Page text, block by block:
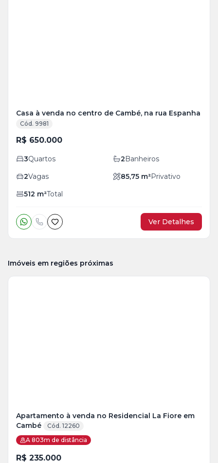
Casa à venda no centro de Cambé, na rua Espanha
Cód. 9981
R$ 650.000
3Quartos 2Banheiros
2Vagas 85,75 m²Privativo
512 m²Total
Ver Detalhes
Imóveis em regiões próximas
Apartamento à venda no Residencial La Fiore em
Cambé
Cód. 12260
A 803m de distância
R$ 235.000